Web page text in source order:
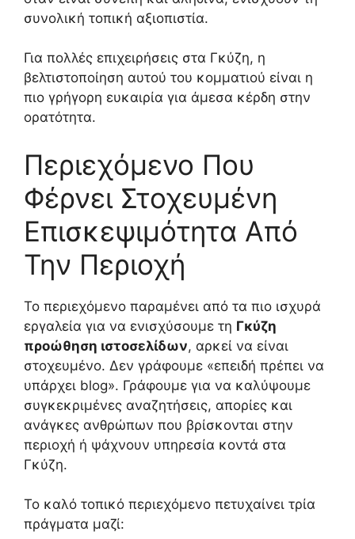
συνολική τοπική αξιοπιστία.
Για πολλές επιχειρήσεις στα Γκύζη, η
βελτιστοποίηση αυτού του κομματιού είναι η
πιο γρήγορη ευκαιρία για άμεσα κέρδη στην
ορατότητα.
Περιεχόμενο Που
Φέρνει Στοχευμένη
Επισκεψιμότητα Από
Την Περιοχή
Το περιεχόμενο παραμένει από τα πιο ισχυρά
εργαλεία για να ενισχύσουμε τη Γκύζη
προώθηση ιστοσελίδων, αρκεί να είναι
στοχευμένο. Δεν γράφουμε «επειδή πρέπει να
υπάρχει blog». Γράφουμε για να καλύψουμε
συγκεκριμένες αναζητήσεις, απορίες και
ανάγκες ανθρώπων που βρίσκονται στην
περιοχή ή ψάχνουν υπηρεσία κοντά στα
Γκύζη.
Το καλό τοπικό περιεχόμενο πετυχαίνει τρία
πράγματα μαζί: